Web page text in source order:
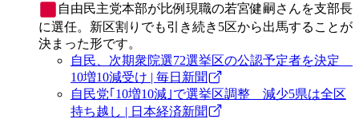
自由民主党本部が比例現職の若宮健嗣さんを支部長
に選任。新区割りでも引き続き5区から出馬することが
決まった形です。
自民、次期衆院選72選挙区の公認予定者を決定
10増10減受け | 毎日新聞
自民党｢10増10減｣で選挙区調整 減少5県は全区
持ち越し | 日本経済新聞